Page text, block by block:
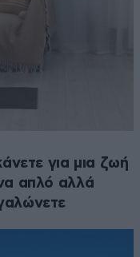
για μια ζωή
απλό αλλά